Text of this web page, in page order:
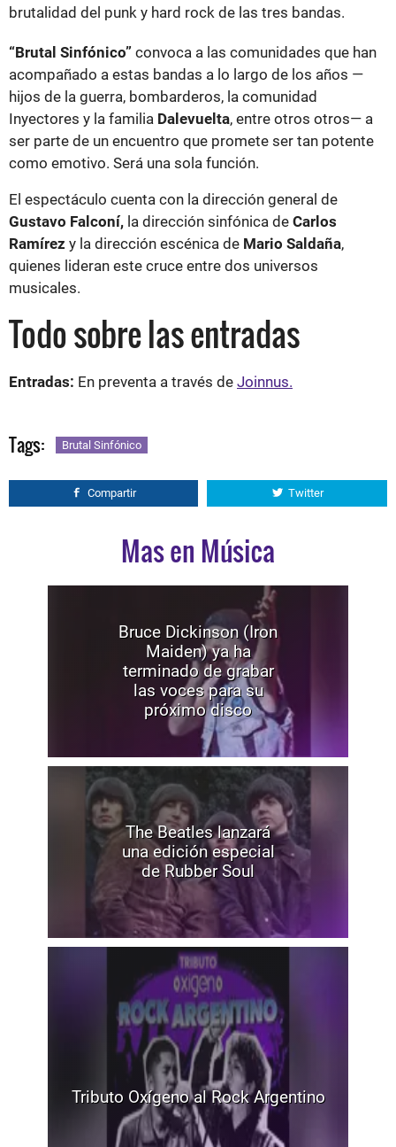
brutalidad del punk y hard rock de las tres bandas.
“Brutal Sinfónico” convoca a las comunidades que han
acompañado a estas bandas a lo largo de los años —
hijos de la guerra, bombarderos, la comunidad
Inyectores y la familia Dalevuelta, entre otros otros— a
ser parte de un encuentro que promete ser tan potente
como emotivo. Será una sola función.
El espectáculo cuenta con la dirección general de
Gustavo Falconí, la dirección sinfónica de Carlos
Ramírez y la dirección escénica de Mario Saldaña,
quienes lideran este cruce entre dos universos
musicales.
Todo sobre las entradas
Entradas: En preventa a través de Joinnus.
Tags: Brutal Sinfónico
Compartir Twitter
Mas en Música
Bruce Dickinson (Iron
Maiden) ya ha
terminado de grabar
las voces para su
próximo disco
The Beatles lanzará
una edición especial
de Rubber Soul
Tributo Oxígeno al Rock Argentino